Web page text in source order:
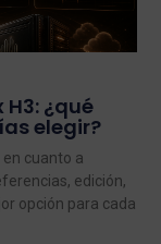
¿qué
elegir?
en cuanto a
edición,
opción para cada